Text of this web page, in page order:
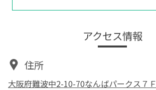
アクセス情報
住所
大阪府難波中2-10-70なんばパークス７Ｆ